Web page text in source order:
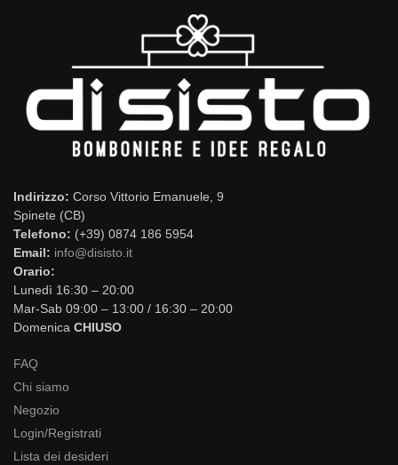
Indirizzo: Corso Vittorio Emanuele, 9
Spinete (CB)
Telefono: (+39) 0874 186 5954
Email: info@disisto.it
Orario:
Lunedì 16:30 – 20:00
Mar-Sab 09:00 – 13:00 / 16:30 – 20:00
Domenica CHIUSO
FAQ
Chi siamo
Negozio
Login/Registrati
Lista dei desideri